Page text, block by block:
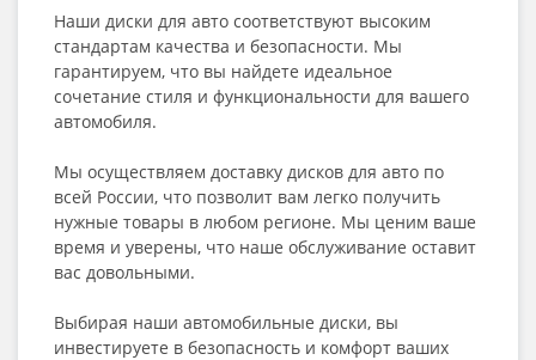
Наши диски для авто соответствуют высоким
стандартам качества и безопасности. Мы
гарантируем, что вы найдете идеальное
сочетание стиля и функциональности для вашего
автомобиля.
Мы осуществляем доставку дисков для авто по
всей России, что позволит вам легко получить
нужные товары в любом регионе. Мы ценим ваше
время и уверены, что наше обслуживание оставит
вас довольными.
Выбирая наши автомобильные диски, вы
инвестируете в безопасность и комфорт ваших